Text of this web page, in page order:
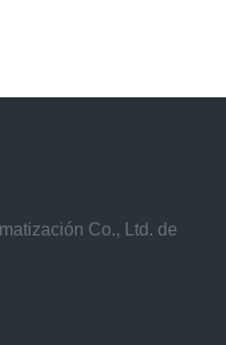
Co., Ltd. de